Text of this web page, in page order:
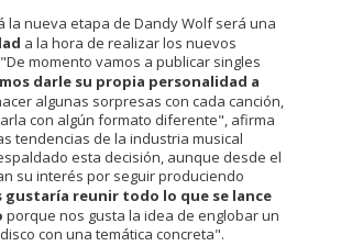
la nueva etapa de Dandy Wolf será una
a la hora de realizar los nuevos
momento vamos a publicar singles
darle su propia personalidad a
algunas sorpresas con cada canción,
con algún formato diferente", afirma
tendencias de la industria musical
esta decisión, aunque desde el
su interés por seguir produciendo
gustaría reunir todo lo que se lance
porque nos gusta la idea de englobar un
con una temática concreta".